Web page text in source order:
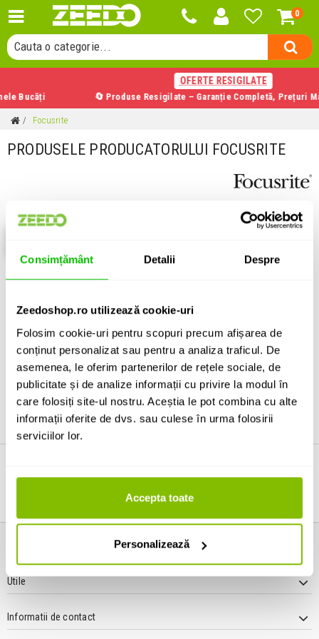
Consimțământ Detalii Despre
Zeedoshop.ro utilizează cookie-uri
Folosim cookie-uri pentru scopuri precum afișarea de
conținut personalizat sau pentru a analiza traficul. De
asemenea, le oferim partenerilor de rețele sociale, de
publicitate și de analize informații cu privire la modul în
care folosiți site-ul nostru. Aceștia le pot combina cu alte
informații oferite de dvs. sau culese în urma folosirii
serviciilor lor.
Accepta toate
Personalizează
0
Cauta un produs...
Cauta o categorie...
Cauta un producator...
Cauta un produs...
OFERTE RESIGILATE
🔄 Produse Resigilate – Garanție Completă, Prețuri Mai
Focusrite
PRODUSELE PRODUCATORULUI FOCUSRITE
Se încarcă produsele ...
LIVRARE IN 24h (L - V)
Utile
Informatii de contact